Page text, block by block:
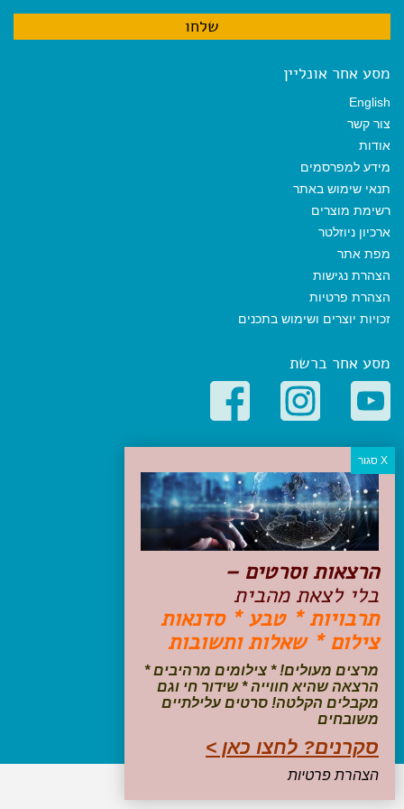
מסע אחר אונליין
English
צור קשר
אודות
מידע למפרסמים
תנאי שימוש באתר
רשימת מוצרים
ארכיון ניוזלטר
מפת אתר
הצהרת נגישות
הצהרת פרטיות
זכויות יוצרים ושימוש בתכנים
מסע אחר ברשת
קטגוריות פופולריות
יעדים
טיולים בישראל
מלונות בוטיק בישראל
טיפים והמלצות
הכנות לנסיעה
טיולי ג'יפים
טיולים עם ילדים
שייט, הפלגות, קרוזים
עקבו אחרינו בפייסבוק
הרצאות וסרטים –
בלי לצאת מהבית
תרבויות * טבע * סדנאות
צילום * שאלות ותשובות
מרצים מעולים! * צילומים מרהיבים *
הרצאה שהיא חווייה * שידור חי וגם
מקבלים הקלטה! סרטים עלילתיים
משובחים
סקרנים? לחצו כאן >
הצהרת פרטיות